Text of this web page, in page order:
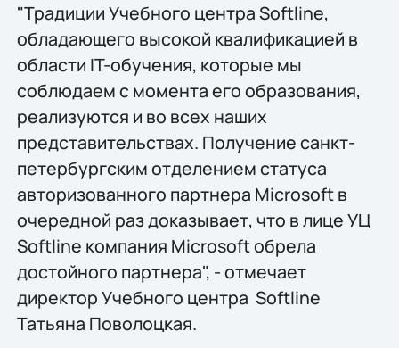
"Традиции Учебного центра Softline,
обладающего высокой квалификацией в
области IT-обучения, которые мы
соблюдаем с момента его образования,
реализуются и во всех наших
представительствах. Получение санкт-
петербургским отделением статуса
авторизованного партнера Microsoft в
очередной раз доказывает, что в лице УЦ
Softline компания Microsoft обрела
достойного партнера", - отмечает
директор Учебного центра Softline
Татьяна Поволоцкая.